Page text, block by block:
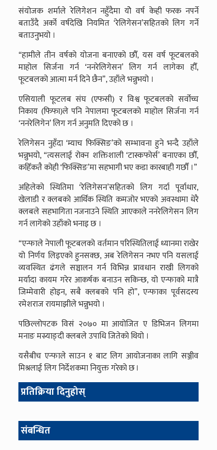
संयोजक शर्माले रेलिगेशन नहुँदैमा योे वर्ष केही फरक नपर्ने
बताउँदै अर्को वर्षदेखि नियमित ‘रेलिगेसन’सहितको लिग गर्ने
बताउनुभयो ।
“हामीले तीन वर्षको योजना बनाएको छौँ, यस वर्ष फूटबलको
माहोल सिर्जना गर्न ‘ननरेलिगेसन’ लिग गर्न लागेका हौँ,
फूटबलको आत्मा मर्न दिने छैन”, उहाँले भन्नुभयो ।
एसियाली फूटलब संघ (एफसी) र विश्व फूटबलको सर्वोच्च
निकाय (फिफा)ले पनि नेपालमा फूटबलको माहोल सिर्जना गर्न
‘ननरेलिगेन’ लिग गर्न अनुमति दिएको छ ।
रेलिगेसन नुहँदा ‘म्याच फिक्सिङ’को सम्भावना हुने भन्दै उहाँले
भन्नुभयो, “त्यसलाई रोक्न शक्तिशाली ‘टास्कफोर्स’ बनाएका छौँ,
कहिँकतै कोही ‘फिक्सिङ’मा सहभागी भए कडा कारबाही गर्छौं ।”
अहिलेको स्थितिमा ‘रेलिगेसन’सहितको लिग गर्दा पूर्वाधार,
खेलाडी र क्लबको आर्थिक स्थिति कमजोर भएको अवस्थामा धेरै
क्लबले सहभागिता नजनाउने स्थिति आएकाले ननरेलिगेसन लिग
गर्न लागेको उहाँको भनाइ छ ।
“एन्फाले नेपाली फूटबलको वर्तमान परिस्थितिलाई ध्यानमा राखेर
यो निर्णय लिइएको हुनसक्छ, अब रेलिगेसन नभए पनि यसलाई
व्यवस्थित ढंगले सञ्चालन गर्न विभिन्न प्रावधान राखी लिगको
मर्यादा कायम गरेर आकर्षक बनाउन सकिन्छ, यो एन्फाको मात्रै
जिम्मेवारी होइन, सबै क्लबको पनि हो”, एन्फाका पूर्वसदस्य
रमेशराज रायमाझीले भन्नुभयो ।
पछिल्लोपटक विसं २०७० मा आयोजित ए डिभिजन लिगमा
मनाङ मस्र्याङ्दी क्लबले उपाधि जितेको थियो ।
यसैबीच एन्फाले साउन १ बाट लिग आयोजनाका लागि सञ्जीव
मिश्रलाई लिग निर्देशकमा नियुक्त गरेको छ ।
प्रतिक्रिया दिनुहोस्
संबन्धित